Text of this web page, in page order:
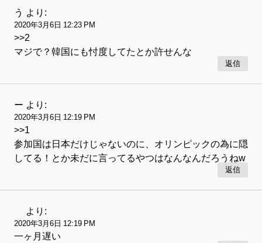
う より:
2020年3月6日 12:23 PM
>>2
マジで？韓国にも忖度してたとか許せんな
返信
ー より:
2020年3月6日 12:19 PM
>>1
参加国は日本だけじゃないのに、オリンピックの為に隠
してる！とか未だに言ってるやつはなんなんだろうねw
返信
より:
2020年3月6日 12:19 PM
一ヶ月遅い